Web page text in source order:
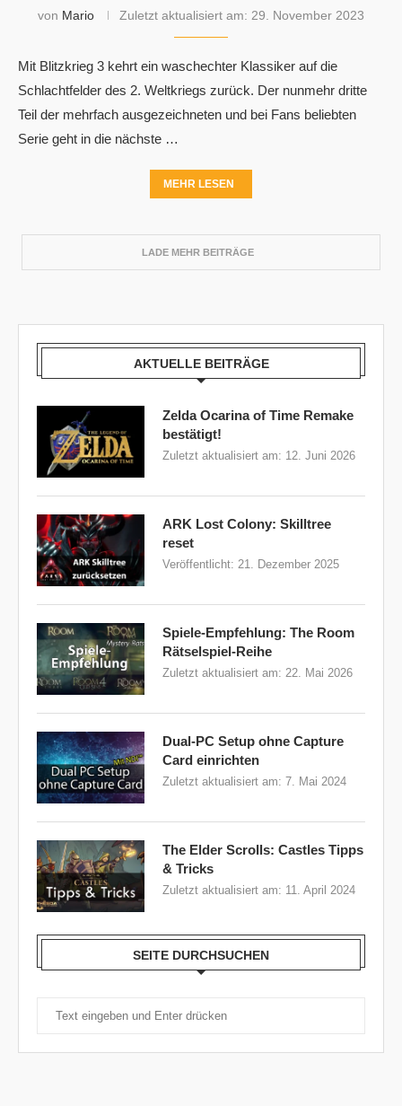
von Mario Zuletzt aktualisiert am: 29. November 2023
Mit Blitzkrieg 3 kehrt ein waschechter Klassiker auf die
Schlachtfelder des 2. Weltkriegs zurück. Der nunmehr dritte
Teil der mehrfach ausgezeichneten und bei Fans beliebten
Serie geht in die nächste …
MEHR LESEN
LADE MEHR BEITRÄGE
AKTUELLE BEITRÄGE
Zelda Ocarina of Time Remake
bestätigt!
Zuletzt aktualisiert am: 12. Juni 2026
ARK Lost Colony: Skilltree
reset
Veröffentlicht: 21. Dezember 2025
Spiele-Empfehlung: The Room
Rätselspiel-Reihe
Zuletzt aktualisiert am: 22. Mai 2026
Dual-PC Setup ohne Capture
Card einrichten
Zuletzt aktualisiert am: 7. Mai 2024
The Elder Scrolls: Castles Tipps
& Tricks
Zuletzt aktualisiert am: 11. April 2024
SEITE DURCHSUCHEN